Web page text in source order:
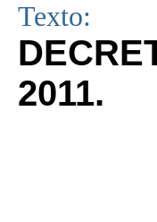
Texto:
2011.